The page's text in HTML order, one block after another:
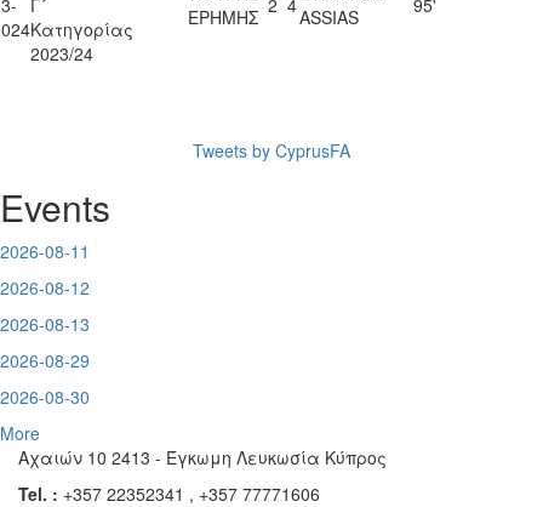
Κατηγορίας
2023/24
ΕΡΗΜΗΣ
ASSIAS
Tweets by CyprusFA
Events
2026-08-11
2026-08-12
2026-08-13
2026-08-29
2026-08-30
More
Αχαιών 10 2413 - Έγκωμη Λευκωσία Κύπρος
Tel. : +357 22352341 , +357 77771606